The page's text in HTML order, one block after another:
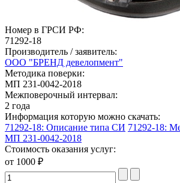
Номер в ГРСИ РФ:
71292-18
Производитель / заявитель:
ООО "БРЕНД девелопмент"
Методика поверки:
МП 231-0042-2018
Межповерочный интервал:
2 года
Информация которую можно скачать:
71292-18: Описание типа СИ 71292-18:
МП 231-0042-2018
Стоимость оказания услуг:
от 1000 ₽